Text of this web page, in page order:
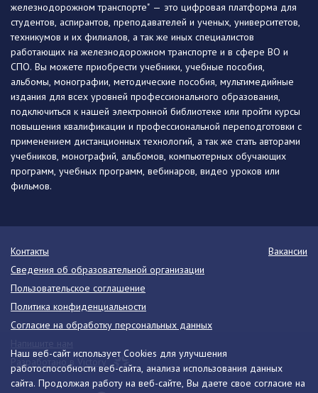
Наш веб-сайт использует Cookies для улучшения
работоспособности веб-сайта, анализа использования данных
сайта. Продолжая работу на веб-сайте, Вы даете свое согласие на
железнодорожном транспорте" — это цифровая платформа для
студентов, аспирантов, преподавателей и ученых, университетов,
техникумов и их филиалов, а так же иных специалистов
работающих на железнодорожном транспорте и в сфере ВО и
СПО. Вы можете приобрести учебники, учебные пособия,
альбомы, монографии, методические пособия, мультимедийные
издания для всех уровней профессионального образования,
подключиться к нашей электронной библиотеке или пройти курсы
повышения квалификации и профессиональной переподготовки с
применением дистанционных технологий, а так же стать авторами
учебников, монографий, альбомов, компьютерных обучающих
программ, учебных программ, вебинаров, видео уроков или
фильмов.
Контакты
Вакансии
Сведения об образовательной организации
Пользовательское соглашение
Политика конфиденциальности
Согласие на обработку персональных данных
Разработано в Victory